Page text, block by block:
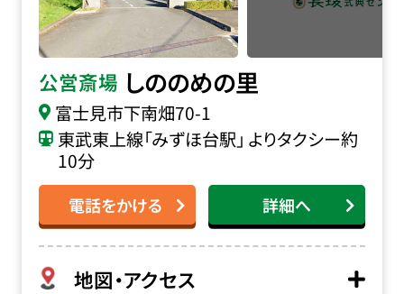
公営斎場 しののめの里
富士見市下南畑70-1
東武東上線「みずほ台駅」 よりタクシー約
10分
電話をかける 詳細へ
地図・アクセス